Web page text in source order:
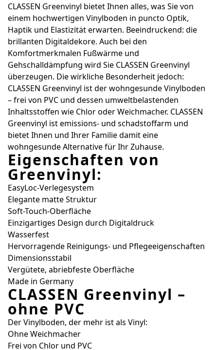
CLASSEN Greenvinyl bietet Ihnen alles, was Sie von
einem hochwertigen Vinylboden in ­puncto Optik,
Haptik und Elastizität erwarten. Beeindruckend: die
brillanten Digital­dekore. Auch bei den
Komfortmerkmalen Fußwärme und
Gehschalldämpfung wird Sie ­CLASSEN Greenvinyl
überzeugen. Die wirkliche ­Besonderheit jedoch:
CLASSEN Greenvinyl ist der wohngesunde Vinylboden
– frei von PVC und dessen umwelt­belastenden
Inhaltsstoffen wie Chlor oder Weichmacher. CLASSEN
Greenvinyl ist emissions- und schadstoffarm und
bietet Ihnen und Ihrer Familie damit eine
wohngesunde Alternative für Ihr Zuhause.
Eigenschaften von
Greenvinyl:
EasyLoc-Verlegesystem
Elegante matte Struktur
Soft-Touch-Oberfläche
Einzigartiges Design durch Digitaldruck
Wasserfest
Hervorragende Reinigungs- und Pflegeeigenschaften
Dimensionsstabil
Vergütete, abriebfeste Oberfläche
Made in Germany
CLASSEN Greenvinyl –
ohne PVC
Der Vinylboden, der mehr ist als Vinyl:
Ohne Weichmacher
Frei von Chlor und PVC